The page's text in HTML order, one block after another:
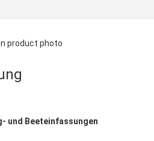
und Beeteinfassungen